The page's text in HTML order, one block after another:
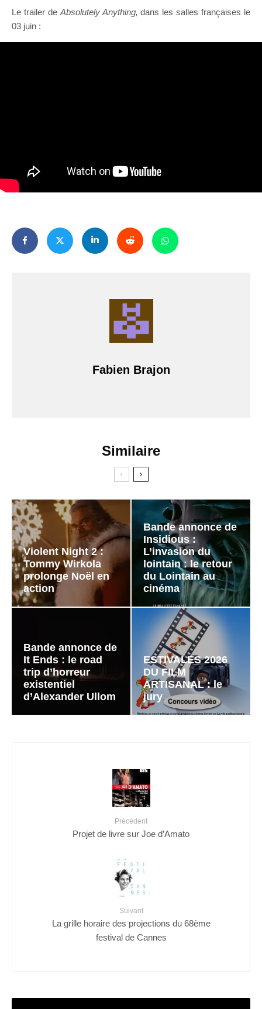
Le trailer de Absolutely Anything,dans les salles françaises le
03 juin :
Fabien Brajon
Similaire
Violent Night 2 :
Tommy Wirkola
prolonge Noël en
action
Bande annonce de
Insidious :
L’invasion du
lointain : le retour
du Lointain au
cinéma
Bande annonce de
It Ends : le road
trip d’horreur
existentiel
d’Alexander Ullom
ESTIVALES 2026
DU FILM
ARTISANAL : le
jury
Précédent
Projet de livre sur Joe d’Amato
Suivant
La grille horaire des projections du 68ème
festival de Cannes